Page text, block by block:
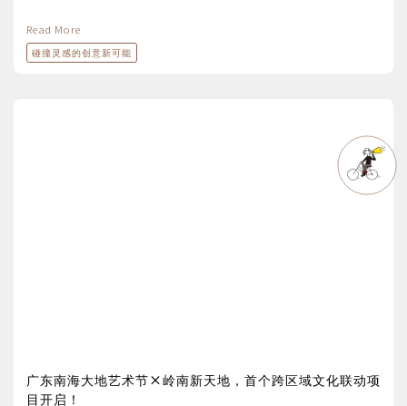
Read More
碰撞灵感的创意新可能
广东南海大地艺术节×岭南新天地，首个跨区域文化联动项
目开启！